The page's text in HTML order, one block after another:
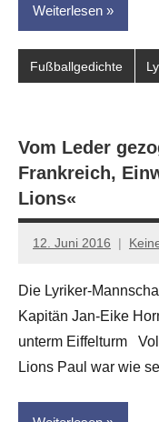
Weiterlesen
Fußballgedichte
Vom Leder
Frankreich,
Lions«
12. Juni 2016
Jan-
Hornauer
für
dasgedichtblog
Die Lyriker-
Kapitän Jan-Eike
unterm Eiffelturm
Lions Paul war wie